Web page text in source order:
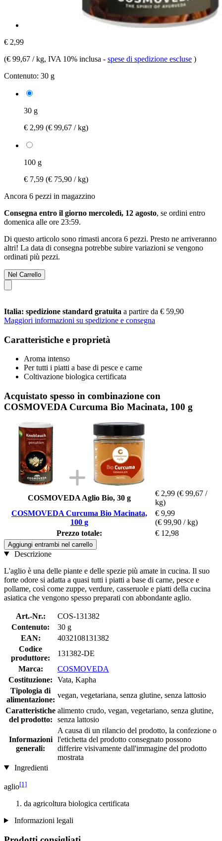
€ 2,99
(€ 99,67 / kg, IVA 10% inclusa - spese di spedizione escluse )
Contenuto: 30 g
30 g
€ 2,99 (€ 99,67 / kg)
100 g
€ 7,59 (€ 75,90 / kg)
Ancora 6 pezzi in magazzino
Consegna entro il giorno mercoledì, 12 agosto, se ordini entro
domenica alle ore 23:59.
Di questo articolo sono rimasti ancora 6 pezzi. Presto ne arriveranno
altri! La data di consegna potrebbe subire variazioni se vengono
ordinati più pezzi.
Nel Carrello
Italia: spedizione standard gratuita a partire da € 59,90
Maggiori informazioni su spedizione e consegna
Caratteristiche e proprietà
Aroma intenso
Per tutti i piatti a base di pesce e carne
Coltivazione biologica certificata
Acquistato spesso in combinazione con
COSMOVEDA Curcuma Bio Macinata, 100 g
COSMOVEDA Aglio Bio, 30 g
€ 2,99 (€ 99,67 /
kg)
COSMOVEDA Curcuma Bio Macinata,
100 g
€ 9,99
(€ 99,90 / kg)
Prezzo totale:
€ 12,98
Aggiungi entrambi nel carrello
Descrizione
L'aglio è una delle piante e delle spezie più amate in cucina. Il suo
forte odore si adatta a quasi tutti i piatti a base di carne, pesce e
pollame, così come zuppe, verdure, casseruole e piatti della cucina
asiatica che vengono spesso preparati con abbondante aglio.
Art.-Nr.:
COS-131382
Contenuto:
30 g
EAN:
4032108131382
Codice
produttore:
131382-DE
Marca:
COSMOVEDA
Costituzione:
Vata, Kapha
Tipologia di
alimentazione:
vegan, vegetariana, senza glutine, senza lattosio
Caratteristiche
del prodotto:
alimento crudo, vegan, vegetariano, senza glutine,
senza lattosio
Informazioni
generali:
A causa di un rilancio del prodotto, la confezione o
l'etichetta del prodotto consegnato possono
differire visivamente dall'immagine del prodotto
mostrata
Ingredienti
aglio[1]
da agricoltura biologica certificata
Informazioni legali